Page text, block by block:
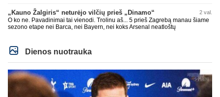
„Kauno Žalgiris“ neturėjo vilčių prieš „Dinamo“ 2 val.
O ko ne. Pavadinimai tai vienodi. Trolinu aš... 5 prieš Zagrebą manau šiame
sezono etape nei Barca, nei Bayern, nei koks Arsenal neatloštų
Dienos nuotrauka